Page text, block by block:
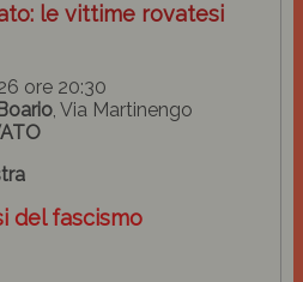
le vittime rovatesi
ore 20:30
, Via Martinengo
del fascismo